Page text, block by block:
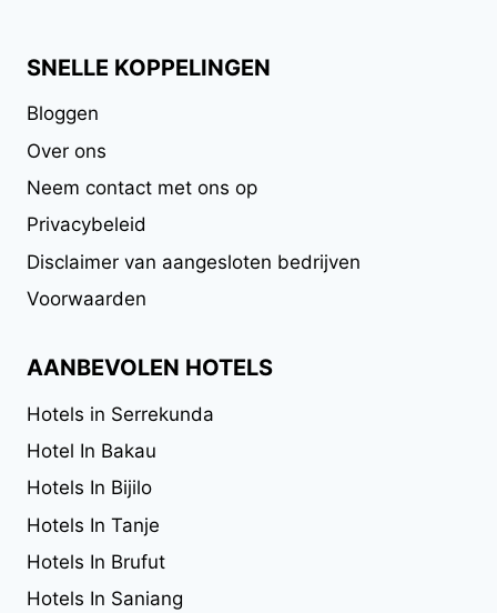
SNELLE KOPPELINGEN
Bloggen
Over ons
Neem contact met ons op
Privacybeleid
Disclaimer van aangesloten bedrijven
Voorwaarden
AANBEVOLEN HOTELS
Hotels in Serrekunda
Hotel In Bakau
Hotels In Bijilo
Hotels In Tanje
Hotels In Brufut
Hotels In Saniang